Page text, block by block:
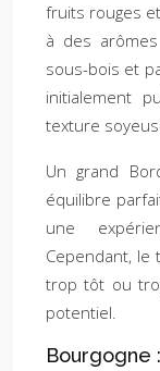
fruits rouges
à des
sous-bois et
initialement
texture
Un grand
équilibre
une
Cependant, le
trop tôt ou
potentiel.
Bourgogne